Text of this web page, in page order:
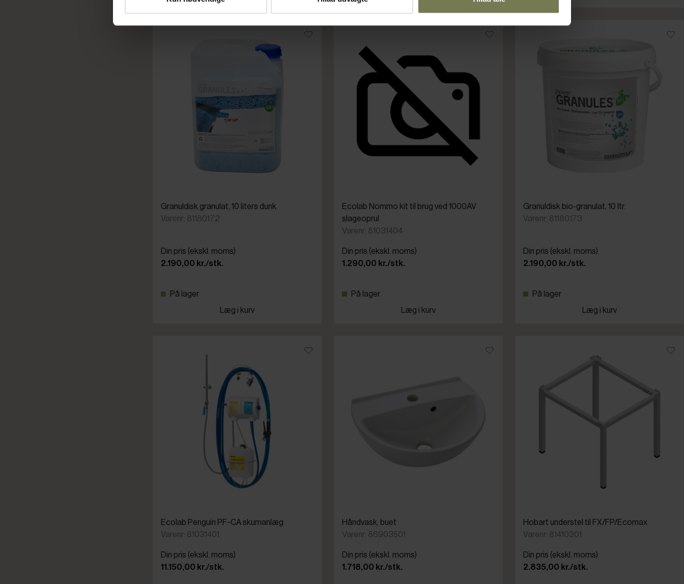
Granuldisk granulat, 10 liters dunk
Varenr: 81180172
Din pris (ekskl. moms)
2.190,00 kr./stk.
På lager
Læg i kurv
Ecolab Nommo kit til brug ved 1000AV
slageoprul
Varenr: 81031404
Din pris (ekskl. moms)
1.290,00 kr./stk.
På lager
Læg i kurv
Granuldisk bio-granulat, 10 ltr.
Varenr: 81180173
Din pris (ekskl. moms)
2.190,00 kr./stk.
På lager
Læg i kurv
Ecolab Penguin PF-CA skumanlæg
Varenr: 81031401
Din pris (ekskl. moms)
11.150,00 kr./stk.
Håndvask, buet
Varenr: 86903501
Din pris (ekskl. moms)
1.718,00 kr./stk.
Hobart understel til FX/FP/Ecomax
Varenr: 81410301
Din pris (ekskl. moms)
2.835,00 kr./stk.